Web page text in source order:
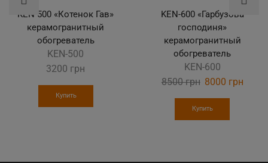
KEN-500 «Котенок Гав»
керамогранитный
обогреватель
KEN-500
3200 грн
Купить
KEN-600 «Гарбузова
господиня»
керамогранитный
обогреватель
KEN-600
8500грн Original
price
was:
8000 грн
Купить